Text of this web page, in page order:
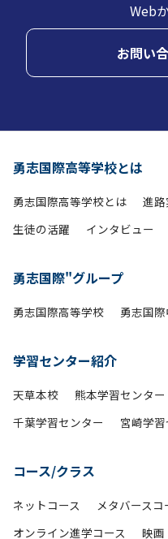
Web
お問い
勇志国際高等学校とは
勇志国際高等学校とは
進路
生徒の活躍
インタビュー
勇志国際"グループ
勇志国際高等学校 勇志国
学習センター紹介
天草本校 熊本学習センター
千葉学習センター
宮崎学
コース/クラス
ネットコース メタバースコ
オンライン進学コース
映画